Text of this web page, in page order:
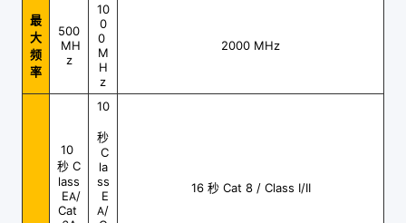
最
大
频
率
500
MH
z
10
0
0
M
H
z
2000 MHz
10
秒 C
lass
EA/
Cat
10
秒
C
la
ss
E
A/
16 秒Cat 8 / Class I/II